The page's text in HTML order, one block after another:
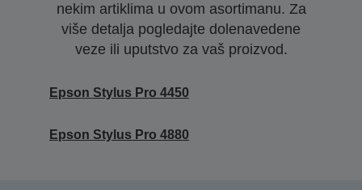
nekim artiklima u ovom asortimanu. Za
više detalja pogledajte dolenavedene
veze ili uputstvo za vaš proizvod.
Epson Stylus Pro 4450
Epson Stylus Pro 4880